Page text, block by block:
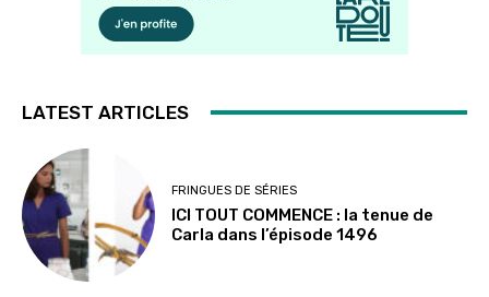
LATEST ARTICLES
FRINGUES DE SÉRIES
ICI TOUT COMMENCE : la tenue de
Carla dans l’épisode 1496